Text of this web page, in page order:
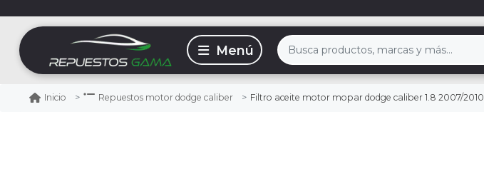
Inicio Repuestos motor dodge caliber Filtro aceite motor mopar dodge caliber 1.8 2007/2010